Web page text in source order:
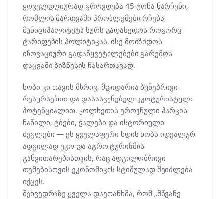
ყოველდღიურად გროვდება 45 ტონა ნარჩენი,
რომლის მართვაში პრობლემები რჩება,
მუნიციპალიტეტს სურს გადახედოს როგორც
ტარიფების პოლიტიკას, ისე მოიზიდოს
ინოვაციური გადაწყვეტილებები გარემოს
დაცვაში ბიზნესის ჩასართავად.
ხობი კი თავის მხრივ, მდიდარია ბუნებრივი
რესურსებით და დასასვენებელ-ეკოტურისტული
პოტენციალით. კოლხეთის ეროვნული პარკის
ნაწილი, ტბები, ჭალები და ისტორიული
ძეგლები — ეს ყველაფერი ხდის ხობს იდეალურ
ადგილად ეკო და აგრო ტურიზმის
განვითარებისთვის, რაც ადგილობრივი
თემებისთვის ეკონომიკის სტიმულად შეიძლება
იქცეს.
შეხვედრაზე ყველა დაეთანხმა, რომ „მწვანე